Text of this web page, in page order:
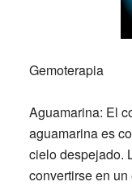
Gemoterapia
Aguamarina: El
aguamarina es
cielo despejado.
convertirse en